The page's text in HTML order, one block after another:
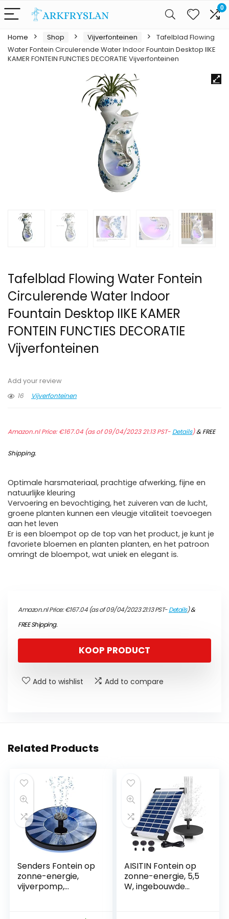
0
Home Shop Vijverfonteinen
Tafelblad Flowing
Water Fontein Circulerende Water Indoor Fountain Desktop IIKE
KAMER FONTEIN FUNCTIES DECORATIE Vijverfonteinen
Tafelblad Flowing Water Fontein
Circulerende Water Indoor
Fountain Desktop IIKE KAMER
FONTEIN FUNCTIES DECORATIE
Vijverfonteinen
Add your review
16
Vijverfonteinen
Amazon.nl Price:€167.04 (as of 09/04/2023 21:13 PST- Details)&FREE
Shipping.
Optimale harsmateriaal, prachtige afwerking, fijne en
natuurlijke kleuring
Vervoering en bevochtiging, het zuiveren van de lucht,
groene planten kunnen een vleugje vitaliteit toevoegen
aan het leven
Er is een bloempot op de top van het product, je kunt je
favoriete bloemen en planten planten, en het patroon
omringt de bloempot, wat uniek en elegant is.
Amazon.nl Price:€167.04(as of 09/04/2023 21:13 PST-Details)&
FREE Shipping.
KOOP PRODUCT
Add to wishlist Add to compare
Related Products
Senders Fontein op
zonne-energie,
vijverpomp,
AISITIN Fontein op
zonne-energie, 5,5
W, ingebouwde